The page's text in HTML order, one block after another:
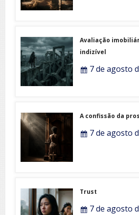
Avaliação
indizível
7 de agosto
A confissão da
7 de agosto
Trust
7 de agosto